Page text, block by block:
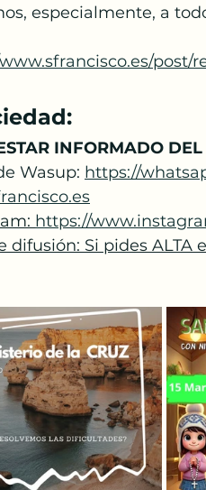
especialmente, a
post/
INFORMADO
Wasup: https://
https://
difusión: Si pides ALTA